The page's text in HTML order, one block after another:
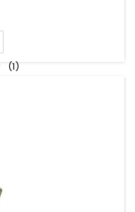
(1)